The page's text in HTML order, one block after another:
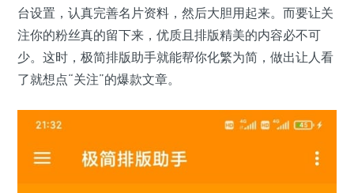
台设置，认真完善名片资料，然后大胆用起来。而要让关
注你的粉丝真的留下来，优质且排版精美的内容必不可
少。这时，极简排版助手就能帮你化繁为简，做出让人看
了就想点“关注”的爆款文章。